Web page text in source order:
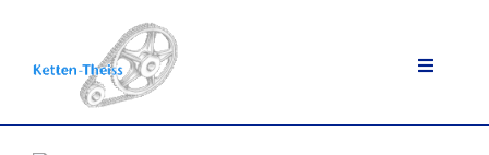
springen
Toggle